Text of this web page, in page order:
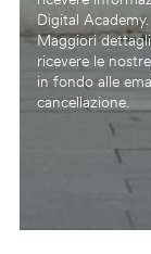
Digital Academy.
Maggiori
ricevere le
in fondo alle
cancellazione.